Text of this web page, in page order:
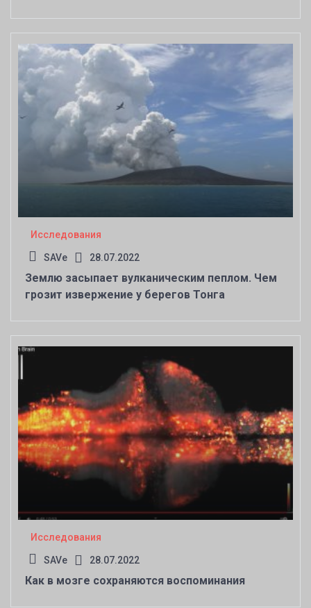
Исследования
SAVe 28.07.2022
Землю засыпает вулканическим пеплом. Чем
грозит извержение у берегов Тонга
Исследования
SAVe 28.07.2022
Как в мозге сохраняются воспоминания